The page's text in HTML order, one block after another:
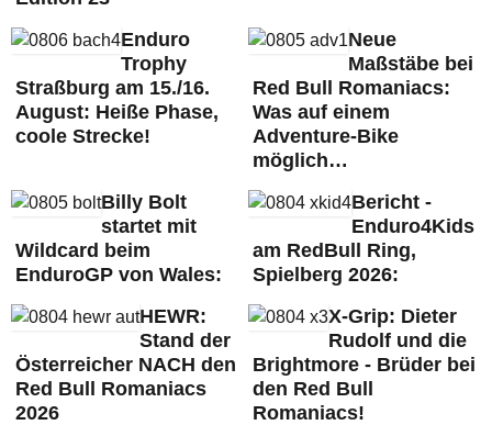
Enduro
Trophy
Straßburg am 15./16.
August: Heiße Phase,
coole Strecke!
Neue
Maßstäbe bei
Red Bull Romaniacs:
Was auf einem
Adventure-Bike
möglich…
Billy Bolt
startet mit
Wildcard beim
EnduroGP von Wales:
Bericht -
Enduro4Kids
am RedBull Ring,
Spielberg 2026:
HEWR:
Stand der
Österreicher NACH den
Red Bull Romaniacs
2026
X-Grip: Dieter
Rudolf und die
Brightmore - Brüder bei
den Red Bull
Romaniacs!